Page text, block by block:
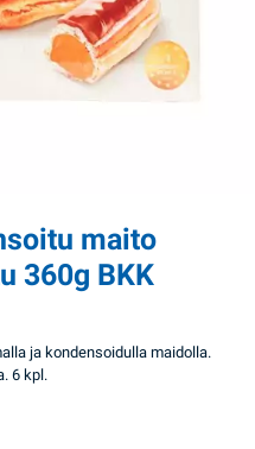
maito
360g BKK
ja kondensoidulla maidolla.
6 kpl.